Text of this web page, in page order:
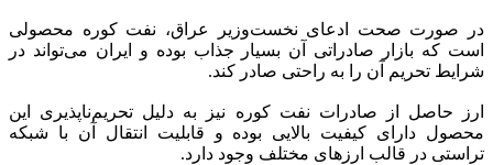
در صورت صحت ادعای نخست‌وزیر عراق، نفت کوره محصولی
است که بازار صادراتی آن بسیار جذاب بوده و ایران می‌تواند در
شرایط تحریم آن را به راحتی صادر کند.
ارز حاصل از صادرات نفت کوره نیز به دلیل تحریم‌ناپذیری این
محصول دارای کیفیت بالایی بوده و قابلیت انتقال آن با شبکه
تراستی در قالب ارزهای مختلف وجود دارد.